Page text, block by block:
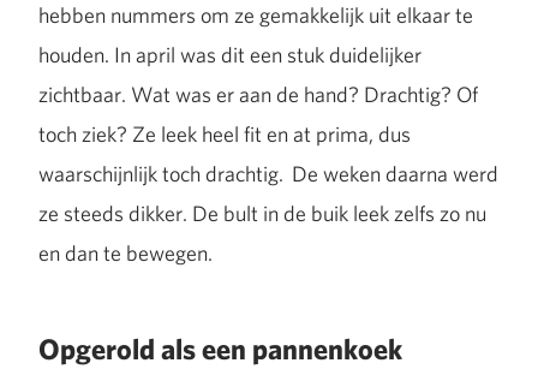
hebben nummers om ze gemakkelijk uit elkaar te
houden. In april was dit een stuk duidelijker
zichtbaar. Wat was er aan de hand? Drachtig? Of
toch ziek? Ze leek heel fit en at prima, dus
waarschijnlijk toch drachtig. De weken daarna werd
ze steeds dikker. De bult in de buik leek zelfs zo nu
en dan te bewegen.
Opgerold als een pannenkoek